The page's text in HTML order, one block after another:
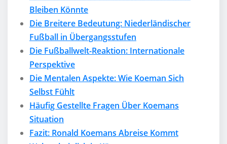
Bleiben Könnte
Die Breitere Bedeutung: Niederländischer
Fußball in Übergangsstufen
Die Fußballwelt-Reaktion: Internationale
Perspektive
Die Mentalen Aspekte: Wie Koeman Sich
Selbst Fühlt
Häufig Gestellte Fragen Über Koemans
Situation
Fazit: Ronald Koemans Abreise Kommt